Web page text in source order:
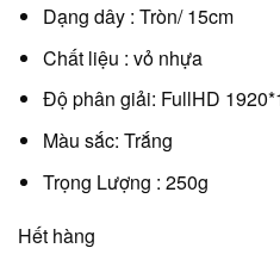
Dạng dây : Tròn/ 15cm
Chất liệu : vỏ nhựa
Độ phân giải: FullHD
Màu sắc: Trắng
Trọng Lượng : 250g
Hết hàng